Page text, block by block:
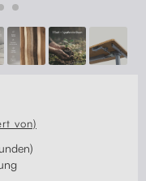
von)